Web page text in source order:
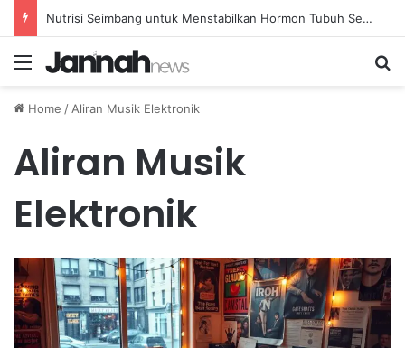
Nutrisi Seimbang untuk Menstabilkan Hormon Tubuh Secara Alami dan Aman Setiap Hari
Menu
Home / Aliran Musik Elektronik
Aliran Musik
Elektronik